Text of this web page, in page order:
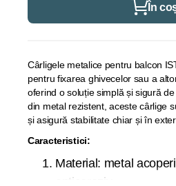
În
Cârligele metalice pentru balcon
pentru fixarea ghivecelor sau a
oferind o soluție simplă și sigură
din metal rezistent, aceste cârlige
și asigură stabilitate chiar și în
Caracteristici:
Material: metal
anticoroziv